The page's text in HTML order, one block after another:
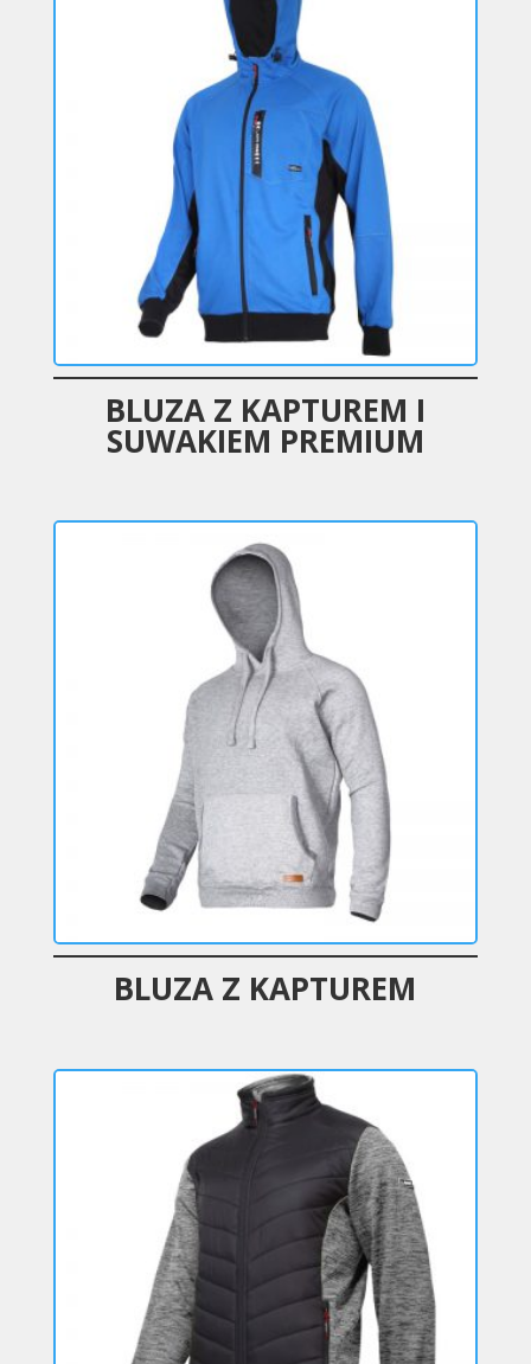
BLUZA Z KAPTUREM I
SUWAKIEM PREMIUM
BLUZA Z KAPTUREM